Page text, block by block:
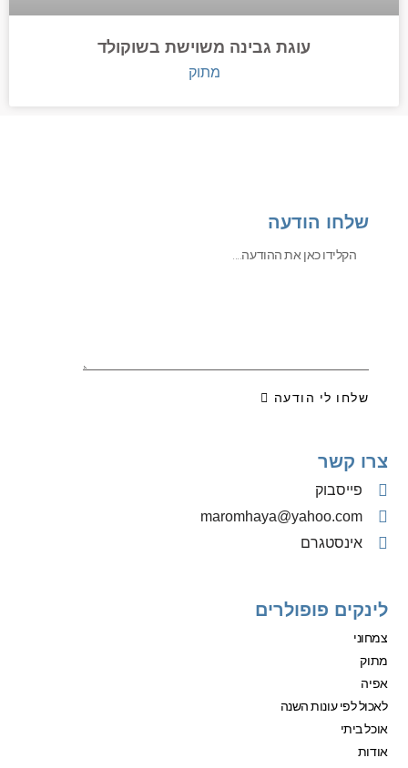
עוגת גבינה משוישת בשוקולד
מתוק
שלחו הודעה
שלחו לי הודעה
צרו קשר
פייסבוק
‫maromhaya@yahoo.com
אינסטגרם
לינקים פופולרים
צמחוני
מתוק
אפיה
לאכול לפי עונות השנה
אוכל ביתי
אודות